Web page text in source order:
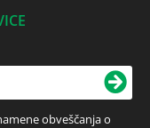
obveščanja o